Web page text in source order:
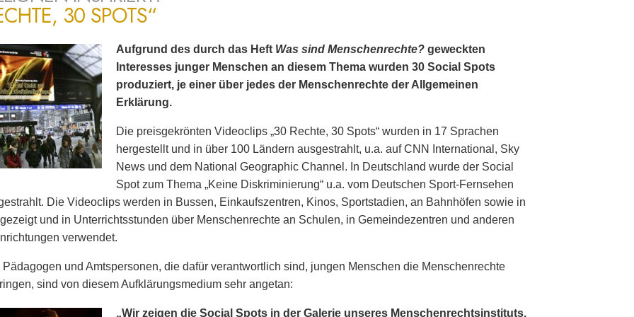
30 SPOTS“
Aufgrund des durch das Heft Was sind Menschenrechte? geweckten
Interesses junger Menschen an diesem Thema wurden 30 Social Spots
produziert, je einer über jedes der Menschenrechte der Allgemeinen
Erklärung.
Die preisgekrönten Videoclips „30 Rechte, 30 Spots“ wurden in 17 Sprachen
hergestellt und in über 100 Ländern ausgestrahlt, u.a. auf CNN International, Sky
News und dem National Geographic Channel. In Deutschland wurde der Social
Spot zum Thema „Keine Diskriminierung“ u.a. vom Deutschen Sport-Fernsehen
Die Videoclips werden in Bussen, Einkaufszentren, Kinos, Sportstadien, an Bahnhöfen sowie in
und in Unterrichtsstunden über Menschenrechte an Schulen, in Gemeindezentren und anderen
verwendet.
und Amtspersonen, die dafür verantwortlich sind, jungen Menschen die Menschenrechte
sind von diesem Aufklärungsmedium sehr angetan:
„Wir zeigen die Social Spots in der Galerie unseres Menschenrechtsinstituts.